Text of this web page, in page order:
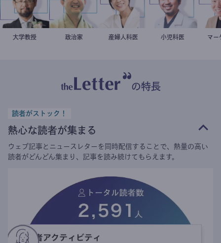
金谷一朗
大学教授 小坂英二
政治家 稲葉可奈子
産婦人科医 今西洋介
小児科医
の特長
読者がストック！
熱心な読者が集まる
ウェブ記事とニュースレターを同時配信することで、熱量の高い
読者がどんどん集まり、記事を読み続けてもらえます。